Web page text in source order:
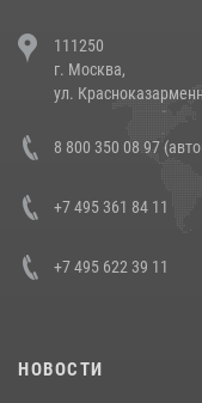
напавших на бригаду
14 июля 2026, 12:20
Состоялась рабочая
генерала армии Виктора
представителя
Кавказском
111250
г. Москва,
ул.
8 800 350 08 97
+7 495 361 84 11
+7 495 622 39 11
НОВОСТИ